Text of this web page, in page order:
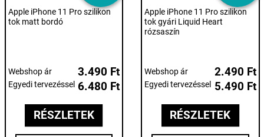
Apple iPhone 11 Pro szilikon
tok matt bordó
Webshop ár 3.490 Ft
Egyedi tervezéssel 6.480 Ft
RÉSZLETEK
Apple iPhone 11 Pro szilikon
tok gyári Liquid Heart
rózsaszín
Webshop ár 2.490 Ft
Egyedi tervezéssel 5.490 Ft
RÉSZLETEK